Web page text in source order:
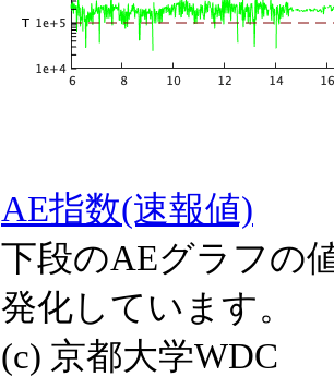
AE指数(速報値)
下段のAEグラフの
発化しています。
(c) 京都大学WDC